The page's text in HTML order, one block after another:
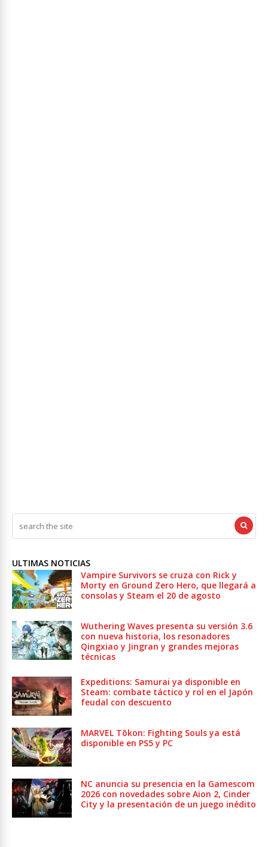
ULTIMAS NOTICIAS
Vampire Survivors se cruza con Rick y
Morty en Ground Zero Hero, que llegará a
consolas y Steam el 20 de agosto
Wuthering Waves presenta su versión 3.6
con nueva historia, los resonadores
Qingxiao y Jingran y grandes mejoras
técnicas
Expeditions: Samurai ya disponible en
Steam: combate táctico y rol en el Japón
feudal con descuento
MARVEL Tōkon: Fighting Souls ya está
disponible en PS5 y PC
NC anuncia su presencia en la Gamescom
2026 con novedades sobre Aion 2, Cinder
City y la presentación de un juego inédito